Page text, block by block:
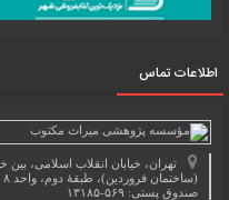
اطلاعات تماس
صندوق پستی: ۵۶۹-۱۳۱۸۵